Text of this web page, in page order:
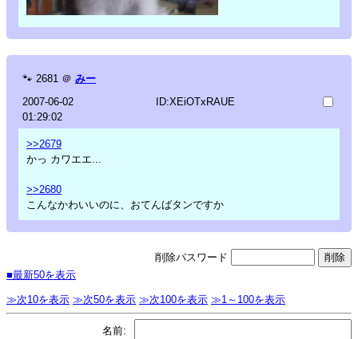
🐾 2681 ＠ みー
2007-06-02
01:29:02
ID:XEiOTxRAUE
>>2679
かっ カワエエ...
>>2680
こんなかわいいのに、おてんばタンですか
削除パスワード
■最新50を表示
≫次10を表示 ≫次50を表示 ≫次100を表示 ≫1～100を表示
名前: